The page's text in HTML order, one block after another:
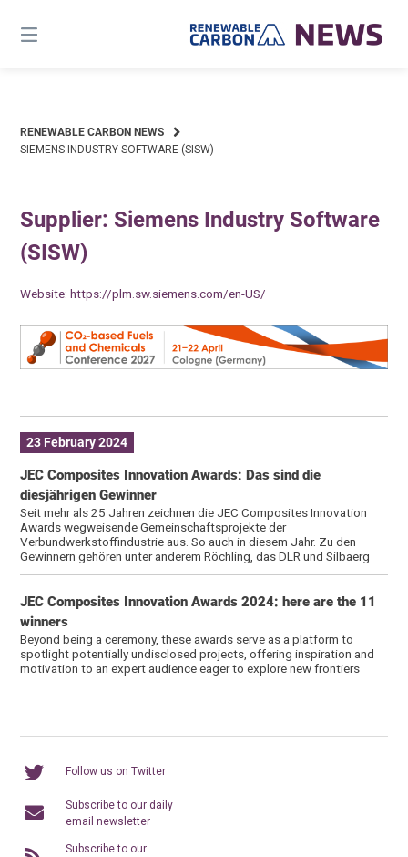
content
RENEWABLE CARBON NEWS
SIEMENS INDUSTRY SOFTWARE (SISW)
Supplier: Siemens Industry Software
(SISW)
Website:https://plm.sw.siemens.com/en-US/
23 February 2024
JEC Composites Innovation Awards: Das sind die
diesjährigen Gewinner
Seit mehr als 25 Jahren zeichnen die JEC Composites Innovation
Awards wegweisende Gemeinschaftsprojekte der
Verbundwerkstoffindustrie aus. So auch in diesem Jahr. Zu den
Gewinnern gehören unter anderem Röchling, das DLR und Silbaerg
JEC Composites Innovation Awards 2024: here are the 11
winners
Beyond being a ceremony, these awards serve as a platform to
spotlight potentially undisclosed projects, offering inspiration and
motivation to an expert audience eager to explore new frontiers
Follow us on Twitter
Subscribe to our daily
email newsletter
Subscribe to our